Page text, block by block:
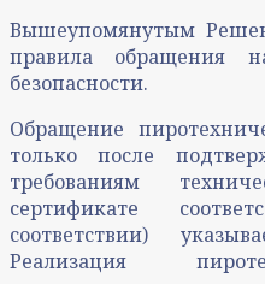
Вышеупомянутым
правила обращения
безопасности.
Обращение
только после
требованиям
сертификате
соответствии)
Реализация